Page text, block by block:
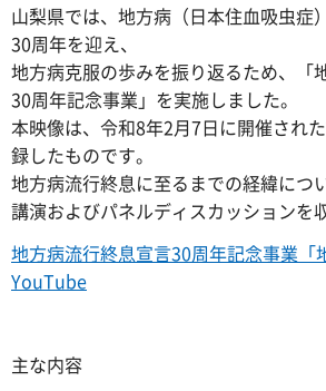
山梨県では、地方病（日本住血吸虫症
30周年を迎え、
地方病克服の歩みを振り返るため、「
30周年記念事業」を実施しました。
本映像は、令和8年2月7日に開催され
録したものです。
地方病流行終息に至るまでの経緯につ
講演およびパネルディスカッションを
地方病流行終息宣言30周年記念事業「
YouTube
主な内容